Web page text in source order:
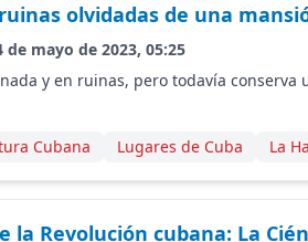
olvidadas de una
mayo de 2023, 05:25
y en ruinas, pero todavía conserva
Cubana Lugares de Cuba La
la Revolución cubana: La